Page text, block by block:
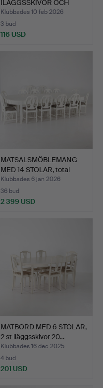
ILÄGGSSKIVOR OCH
STOLAR. Itali…
Klubbades 10 feb 2026
3 bud
116 USD
MATSALSMÖBLEMANG
MED 14 STOLAR, total
läng…
Klubbades 6 jan 2026
36 bud
2 399 USD
MATBORD MED 6 STOLAR,
2 st iläggsskivor 20…
Klubbades 16 dec 2025
4 bud
201 USD